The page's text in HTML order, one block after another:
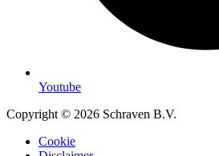
Youtube
Copyright © 2026 Schraven B.V.
Cookie